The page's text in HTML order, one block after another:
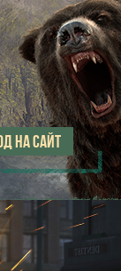
| RSS
НА САЙТ